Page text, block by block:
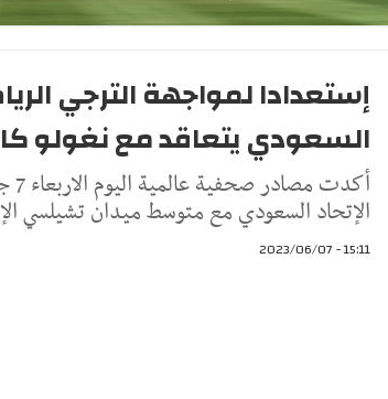
إستعدادا لمواجهة الترجي
السعودي يتعاقد مع نغولو
الإتحاد السعودي مع متوسط ميدان تشيلسي
15:11 - 2023/06/07